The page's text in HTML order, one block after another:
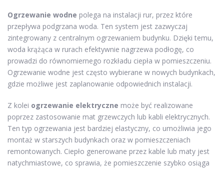
Ogrzewanie wodne polega na instalacji rur, przez które
przepływa podgrzana woda. Ten system jest zazwyczaj
zintegrowany z centralnym ogrzewaniem budynku. Dzięki temu,
woda krążąca w rurach efektywnie nagrzewa podłogę, co
prowadzi do równomiernego rozkładu ciepła w pomieszczeniu.
Ogrzewanie wodne jest często wybierane w nowych budynkach,
gdzie możliwe jest zaplanowanie odpowiednich instalacji.
Z kolei ogrzewanie elektryczne może być realizowane
poprzez zastosowanie mat grzewczych lub kabli elektrycznych.
Ten typ ogrzewania jest bardziej elastyczny, co umożliwia jego
montaż w starszych budynkach oraz w pomieszczeniach
remontowanych. Ciepło generowane przez kable lub maty jest
natychmiastowe, co sprawia, że pomieszczenie szybko osiąga